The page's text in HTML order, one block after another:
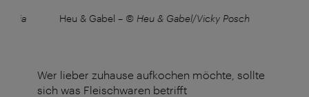
Heu & Gabel – © Heu & Gabel/Vicky Posch
Wer lieber zuhause aufkochen möchte, sollte
sich was Fleischwaren betrifft